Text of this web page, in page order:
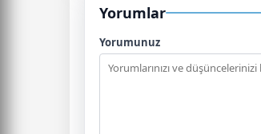
Yorumlar
Yorumunuz